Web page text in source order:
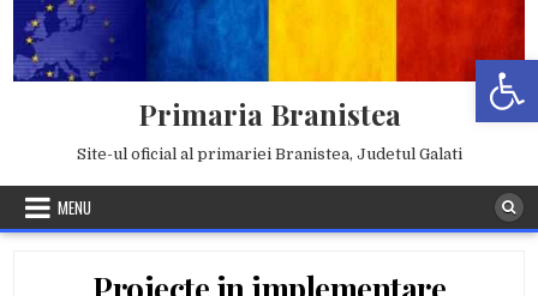
content
Primaria Branistea
Site-ul oficial al primariei Branistea, Judetul Galati
MENU